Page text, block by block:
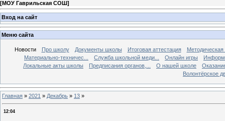
[МОУ Гаврильская СОШ]
Вход на сайт
Меню сайта
Новости Про школу Документы школы Итоговая аттестация
Методическая
Материально-техничес...
Служба школьной меди... Онлайн игры
Локальные акты школы
Предписания органов,... О нашей школе
Волонтёрское
Главная » 2021 » Декабрь » 13 »
12:04